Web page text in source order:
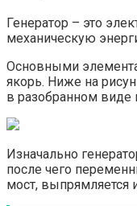
Генератор – это
механическую
Основными
якорь. Ниже на
в разобранном виде
Изначально
после чего
мост, выпрямляется